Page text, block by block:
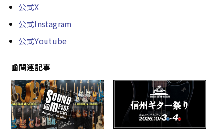
公式X
公式Instagram
公式Youtube
📰関連記事